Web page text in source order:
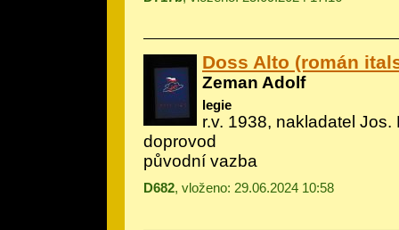
Doss Alto (román
Zeman Adolf
legie
r.v. 1938, nakladatel Jos.
doprovod
původní vazba
D682, vloženo: 29.06.2024 10:58